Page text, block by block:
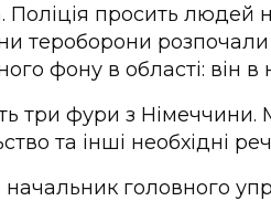
Поліція просить людей
тероборони
фону в області: він в
три фури з Німеччини.
та інші необхідні
головного